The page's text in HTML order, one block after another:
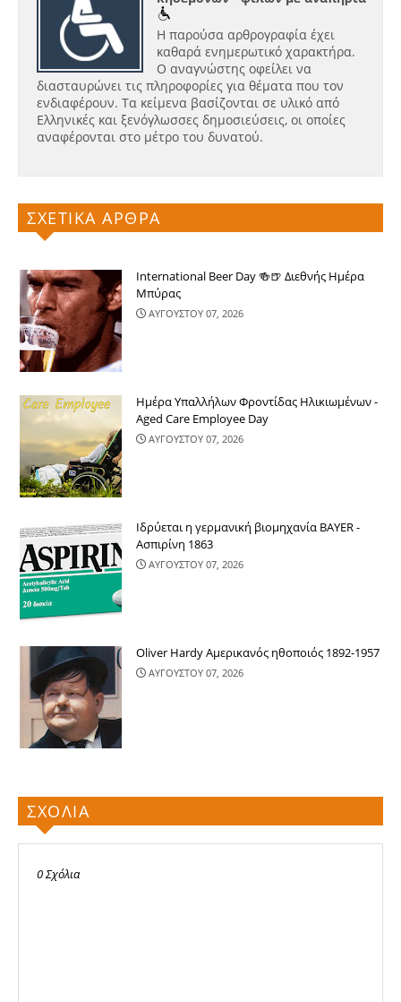
Η παρούσα αρθρογραφία έχει
καθαρά ενημερωτικό χαρακτήρα.
Ο αναγνώστης οφείλει να
διασταυρώνει τις πληροφορίες για θέματα που τον
ενδιαφέρουν. Τα κείμενα βασίζονται σε υλικό από
Ελληνικές και ξενόγλωσσες δημοσιεύσεις, οι οποίες
αναφέρονται στο μέτρο του δυνατού.
ΣΧΕΤΙΚΑ ΑΡΘΡΑ
International Beer Day 🍻🍺 Διεθνής Ημέρα
Μπύρας
ΑΥΓΟΥΣΤΟΥ 07, 2026
Ημέρα Υπαλλήλων Φροντίδας Ηλικιωμένων -
Aged Care Employee Day
ΑΥΓΟΥΣΤΟΥ 07, 2026
Ιδρύεται η γερμανική βιομηχανία BAYER -
Ασπιρίνη 1863
ΑΥΓΟΥΣΤΟΥ 07, 2026
Oliver Hardy Αμερικανός ηθοποιός 1892-1957
ΑΥΓΟΥΣΤΟΥ 07, 2026
ΣΧΟΛΙΑ
0 Σχόλια